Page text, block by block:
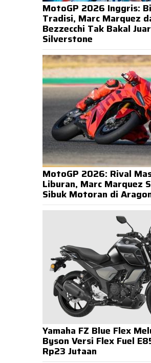
MotoGP 2026 Inggris:
Tradisi, Marc Marquez
Bezzecchi Tak Bakal
Silverstone
MotoGP 2026: Rival
Liburan, Marc Marquez
Sibuk Motoran di
Yamaha FZ Blue Flex
Byson Versi Flex Fuel
Rp23 Jutaan